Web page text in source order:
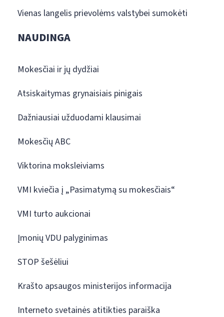
Vienas langelis prievolėms valstybei sumokėti
NAUDINGA
Mokesčiai ir jų dydžiai
Atsiskaitymas grynaisiais pinigais
Dažniausiai užduodami klausimai
Mokesčių ABC
Viktorina moksleiviams
VMI kviečia į „Pasimatymą su mokesčiais“
VMI turto aukcionai
Įmonių VDU palyginimas
STOP šešėliui
Krašto apsaugos ministerijos informacija
Interneto svetainės atitikties paraiška